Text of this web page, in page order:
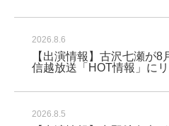
2026.8.6
【出演情報】古沢七瀬が
信越放送「HOT情報」に
2026.8.5